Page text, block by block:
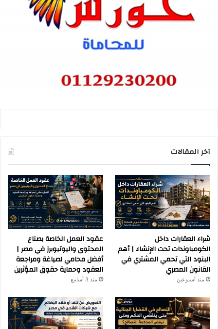
آخر المقالات
شراء العقارات داخل
الكومباوندات تحت الإنشاء | أهم
البنود التي تحمي المشتري في
القانون المصري
منذ أسبوعين
عقود العمل الخاصة بصناع
المحتوى واليوتيوبرز في مصر |
أفضل محامي لصياغة ومراجعة
العقود وحماية حقوق المؤثرين
منذ 3 أسابيع